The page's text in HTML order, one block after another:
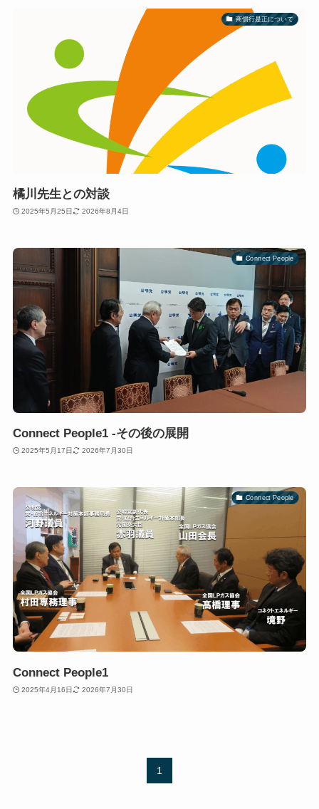
商慣行是正について
橘川先生との対談
2025年5月25日 2026年8月4日
Connect People
Connect People1 -その後の展開
2025年5月17日 2026年7月30日
Connect People
Connect People1
2025年4月16日 2026年7月30日
1